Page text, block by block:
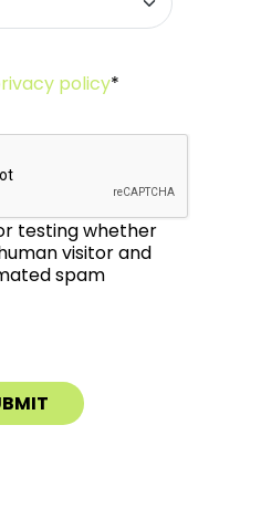
policy*
testing whether
visitor and
spam